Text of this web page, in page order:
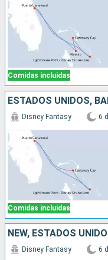
Comidas incluidas
ESTADOS UNIDOS,
Comidas incluidas
Disney Fantasy 6 d
NEW, ESTADOS
Disney Fantasy 6 d